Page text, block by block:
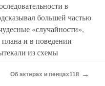
в
большей частью
«случайности»,
и в поведении
из схемы
продуманных пометок и
выявились действия
Об актерах и певцах118 →